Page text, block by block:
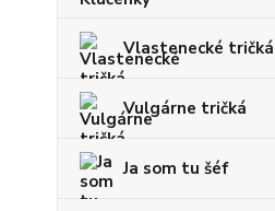
Vlastenecké tričká
Vulgárne tričká
Ja som tu šéf